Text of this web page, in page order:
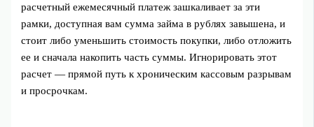
расчетный ежемесячный платеж зашкаливает за эти
рамки, доступная вам сумма займа в рублях завышена, и
стоит либо уменьшить стоимость покупки, либо отложить
ее и сначала накопить часть суммы. Игнорировать этот
расчет — прямой путь к хроническим кассовым разрывам
и просрочкам.